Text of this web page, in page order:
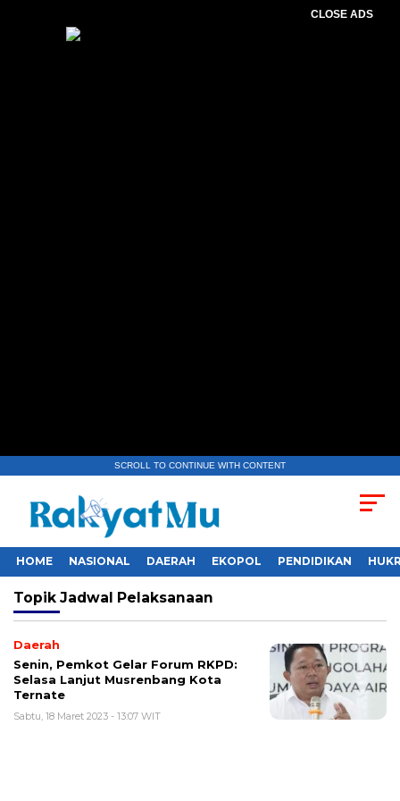
CLOSE ADS
SCROLL TO CONTINUE WITH CONTENT
HOME NASIONAL DAERAH EKOPOL PENDIDIKAN
Topik Jadwal Pelaksanaan
Daerah
Senin, Pemkot Gelar Forum RKPD:
Selasa Lanjut Musrenbang Kota
Ternate
Sabtu, 18 Maret 2023 - 13:07 WIT